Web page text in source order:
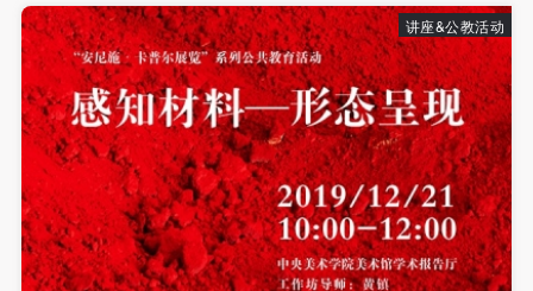
讲座&公教活动
容包括：①中央美术学院美术馆②中央美术学院校园
内○3由中央美术学院公共教育部策划或执行的一切活
动。
（2）、使用形式 用于中央美术学院图书出版、销售
附带光盘及宣传资料。
（3）、使用地域范围
适用地域范围包括国内和国外。
使用肖像的媒介限于不损害甲方肖像权的任何媒介
（如杂志、网络等）。
容包括：①中央美术学院美术馆②中央美术学院校园
内○3由中央美术学院公共教育部策划或执行的一切活
动。
（2）、使用形式 用于中央美术学院图书出版、销售
附带光盘及宣传资料。
（3）、使用地域范围
适用地域范围包括国内和国外。
使用肖像的媒介限于不损害甲方肖像权的任何媒介
（如杂志、网络等）。
容包括：①中央美术学院美术馆②中央美术学院校园
内○3由中央美术学院公共教育部策划或执行的一切活
动。
（2）、使用形式 用于中央美术学院图书出版、销售
附带光盘及宣传资料。
（3）、使用地域范围
适用地域范围包括国内和国外。
使用肖像的媒介限于不损害甲方肖像权的任何媒介
（如杂志、网络等）。